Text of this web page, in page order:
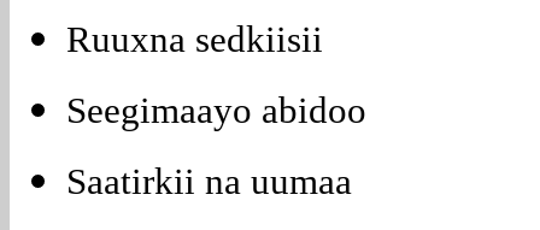
Ruuxna sedkiisii
Seegimaayo abidoo
Saatirkii na uumaa